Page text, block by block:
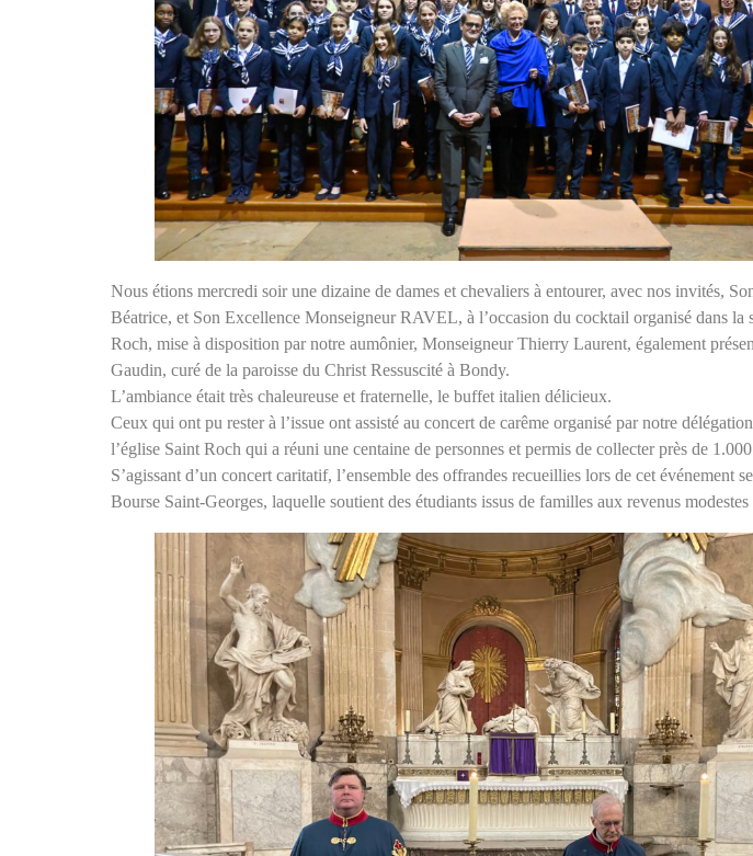
Nous étions mercredi soir une dizaine de dames et chevaliers à entourer, avec nos invités,
Béatrice, et Son Excellence Monseigneur RAVEL, à l’occasion du cocktail organisé dans la
Roch, mise à disposition par notre aumônier, Monseigneur Thierry Laurent, également
Gaudin, curé de la paroisse du Christ Ressuscité à Bondy.
L’ambiance était très chaleureuse et fraternelle, le buffet italien délicieux.
Ceux qui ont pu rester à l’issue ont assisté au concert de carême organisé par notre
l’église Saint Roch qui a réuni une centaine de personnes et permis de collecter près de
S’agissant d’un concert caritatif, l’ensemble des offrandes recueillies lors de cet événement
Bourse Saint-Georges, laquelle soutient des étudiants issus de familles aux revenus